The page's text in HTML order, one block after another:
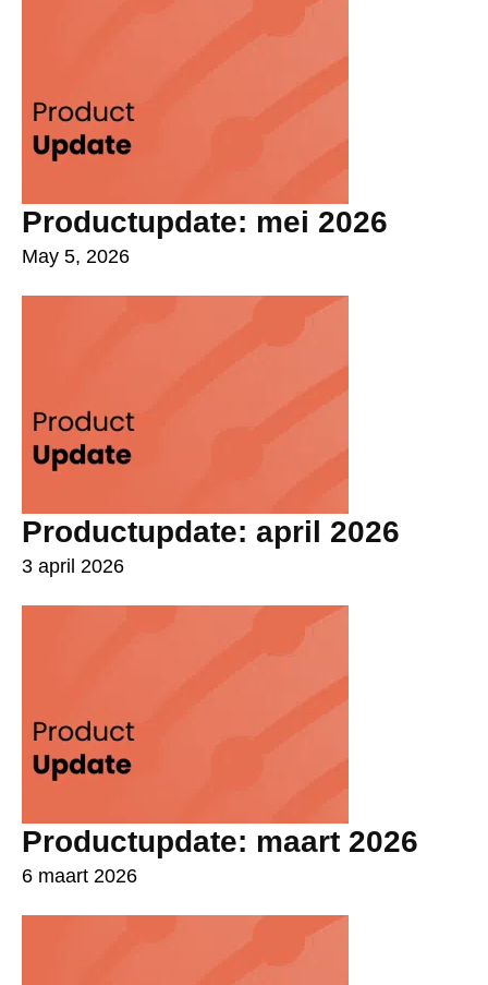
Productupdate: mei 2026
May 5, 2026
Productupdate: april 2026
3 april 2026
Productupdate: maart 2026
6 maart 2026